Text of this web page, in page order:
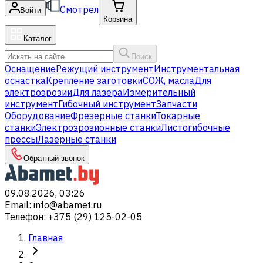
Войти Смотрел
Корзина
Каталог
Поиск
ОснащениеРежущий инструментИнструментальная
оснасткаКрепление заготовкиСОЖ, маслаДля
электроэрозииДля лазераИзмерительный
инструментГибочный инструментЗапчасти
ОборудованиеФрезерные станкиТокарные
станкиЭлектроэрозионные станкиЛистогибочные
прессыЛазерные станки
Обратный звонок
09.08.2026, 03:26
Email: info@abamet.ru
Телефон: +375 (29) 125-02-05
Главная